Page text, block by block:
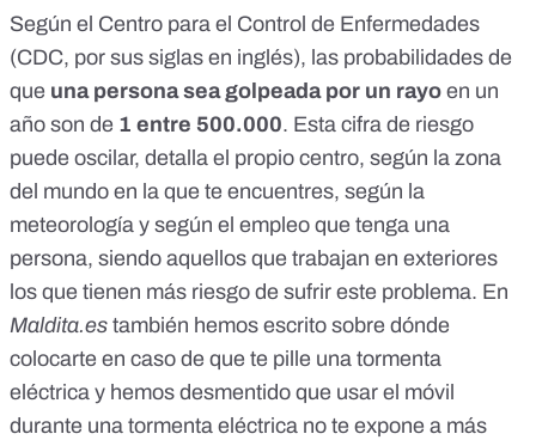
Según el Centro para el Control de Enfermedades
(CDC, por sus siglas en inglés), las probabilidades de
que una persona sea golpeada por un rayo en un
año son de 1 entre 500.000. Esta cifra de riesgo
puede oscilar, detalla el propio centro, según la zona
del mundo en la que te encuentres, según la
meteorología y según el empleo que tenga una
persona, siendo aquellos que trabajan en exteriores
los que tienen más riesgo de sufrir este problema. En
Maldita.es también hemos escrito sobre dónde
colocarte en caso de que te pille una tormenta
eléctrica y hemos desmentido que usar el móvil
durante una tormenta eléctrica no te expone a más